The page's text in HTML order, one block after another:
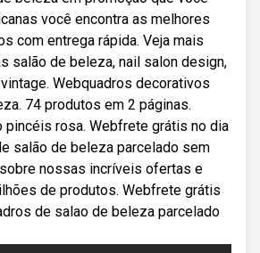
você encontra as melhores
com entrega rápida. Veja mais
salão de beleza, nail salon design,
Webquadros decorativos
74 produtos em 2 páginas.
pincéis rosa. Webfrete grátis no dia
salão de beleza parcelado sem
nossas incríveis ofertas e
de produtos. Webfrete grátis
de salao de beleza parcelado